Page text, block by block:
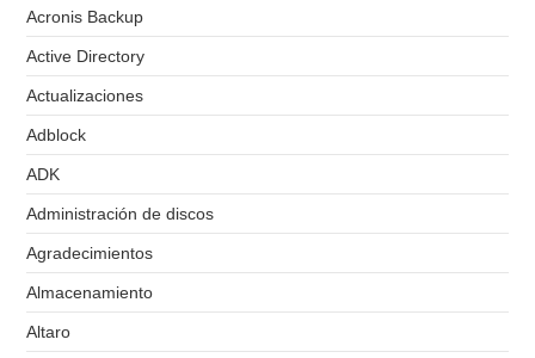
Acronis Backup
Active Directory
Actualizaciones
Adblock
ADK
Administración de discos
Agradecimientos
Almacenamiento
Altaro